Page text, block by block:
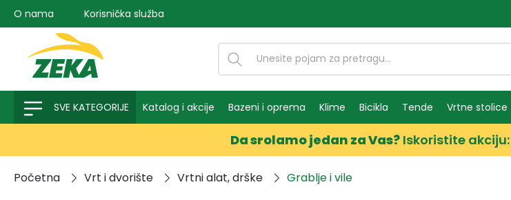
pretragu Preskoči na glavnu navigaciju
O nama Korisnička služba
SVE KATEGORIJE Katalog i akcije Bazeni i oprema Klime Bicikla Tende Vrtne stolice
Da srolamo jedan za Vas? Iskoristite akciju:
Početna Vrt i dvorište Vrtni alat, drške Grablje i vile